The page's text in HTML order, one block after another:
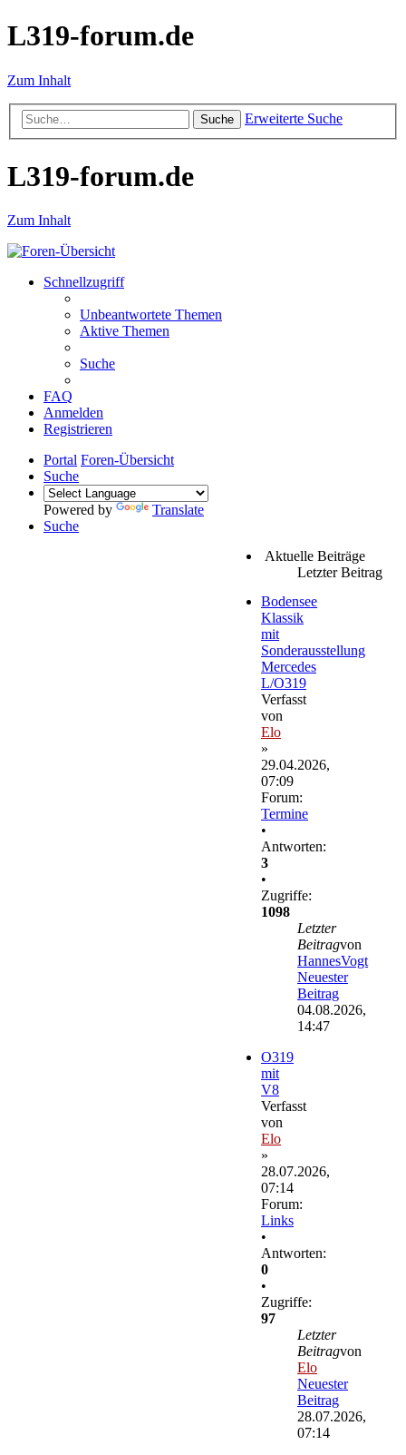
L319-forum.de
Zum Inhalt
Suche Erweiterte Suche
L319-forum.de
Zum Inhalt
Schnellzugriff
Unbeantwortete Themen
Aktive Themen
Suche
FAQ
Anmelden
Registrieren
Portal Foren-Übersicht
Suche
Powered by
Translate
Suche
Aktuelle Beiträge
Letzter Beitrag
Bodensee
Klassik
mit
Sonderausstellung
Mercedes
L/O319
Verfasst
von
Elo
»
29.04.2026,
07:09
Forum:
Termine
•
Antworten:
3
•
Zugriffe:
1098
Letzter
Beitragvon
HannesVogt
Neuester
Beitrag
04.08.2026,
14:47
O319
mit
V8
Verfasst
von
Elo
»
28.07.2026,
07:14
Forum:
Links
•
Antworten:
0
•
Zugriffe:
97
Letzter
Beitragvon
Elo
Neuester
Beitrag
28.07.2026,
07:14